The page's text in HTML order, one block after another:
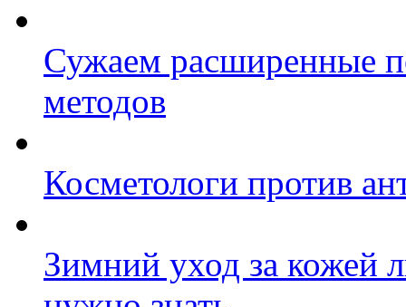
Сужаем расширенные
методов
Косметологи против
Зимний уход за кожей